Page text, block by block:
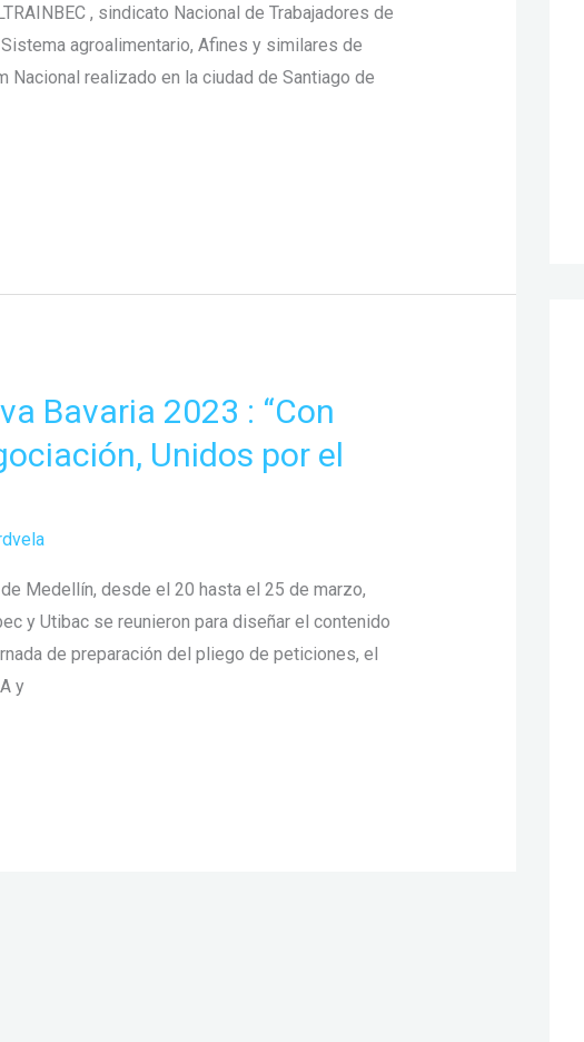
, sindicato Nacional de Trabajadores de
agroalimentario, Afines y similares de
Nacional realizado en la ciudad de Santiago de
Bavaria 2023 : “Con
Unidos por el
Medellín, desde el 20 hasta el 25 de marzo,
y Utibac se reunieron para diseñar el contenido
de preparación del pliego de peticiones, el
y